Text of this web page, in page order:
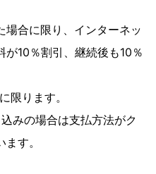
場合に限り、インターネッ
が10％割引、継続後も10％
限ります。
みの場合は支払方法がク
す。